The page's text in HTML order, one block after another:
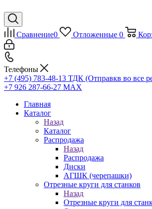
Сравнение0 Отложенные 0
Телефоны
+7 (495) 783-48-13 ТДК (Отправкв во все
+7 926 287-66-27 МАХ
Главная
Каталог
Назад
Каталог
Распродажа
Назад
Распродажа
Диски
АГШК (черепашки)
Отрезные круги для станков
Назад
Отрезные круги для